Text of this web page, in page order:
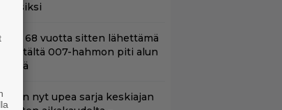
uusiksi
68 vuotta sitten lähettämä
– tältä 007-hahmon piti alun
on nyt upea sarja keskiajan